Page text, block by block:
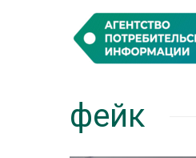
фейк